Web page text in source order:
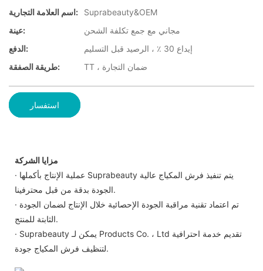
اسم العلامة التجارية:
Suprabeauty&OEM
عينة:
مجاني مع جمع تكلفة الشحن
الدفع:
إيداع 30 ٪ ، الرصيد قبل التسليم
طريقة الصفقة:
TT ، ضمان التجارة
استفسار
مزايا الشركة
· عملية الإنتاج بأكملها Suprabeauty يتم تنفيذ فرش المكياج عالية
الجودة بدقة من قبل محترفينا.
· تم اعتماد تقنية مراقبة الجودة الإحصائية خلال الإنتاج لضمان الجودة
الثابتة للمنتج.
· Suprabeauty يمكن لـ Products Co. ، Ltd تقديم خدمة احترافية
لتنظيف فرش المكياج جودة.